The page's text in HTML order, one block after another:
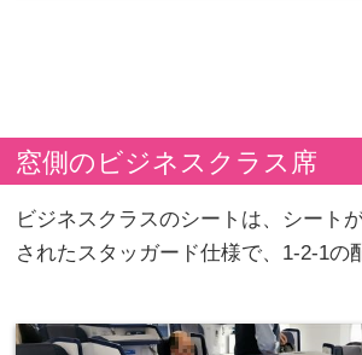
窓側のビジネスクラス席
ビジネスクラスのシートは、シート
されたスタッガード仕様で、1-2-1の